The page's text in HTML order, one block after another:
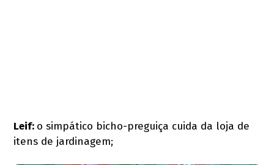
Leif: o simpático bicho-preguiça cuida da loja de
itens de jardinagem;